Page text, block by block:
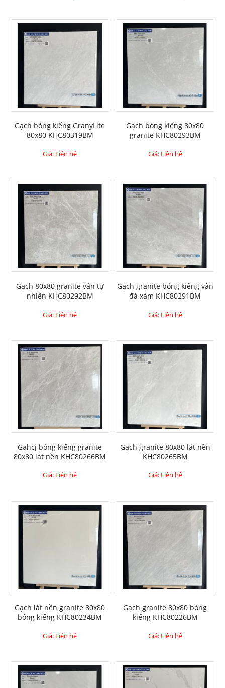
Gạch bóng kiếng GranyLite
80x80 KHC80319BM
Giá: Liên hệ
Gạch bóng kiếng 80x80
granite KHC80293BM
Giá: Liên hệ
Gạch 80x80 granite vân tự
nhiên KHC80292BM
Giá: Liên hệ
Gạch granite bóng kiếng vân
đá xám KHC80291BM
Giá: Liên hệ
Gahcj bóng kiếng granite
80x80 lát nền KHC80266BM
Giá: Liên hệ
Gạch granite 80x80 lát nền
KHC80265BM
Giá: Liên hệ
Gạch lát nền granite 80x80
bóng kiếng KHC80234BM
Giá: Liên hệ
Gạch granite 80x80 bóng
kiếng KHC80226BM
Giá: Liên hệ